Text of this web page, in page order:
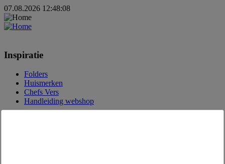
07.08.2026 12:48:08
Inspiratie
Folders
Huismerken
Chefs Vers
Handleiding webshop